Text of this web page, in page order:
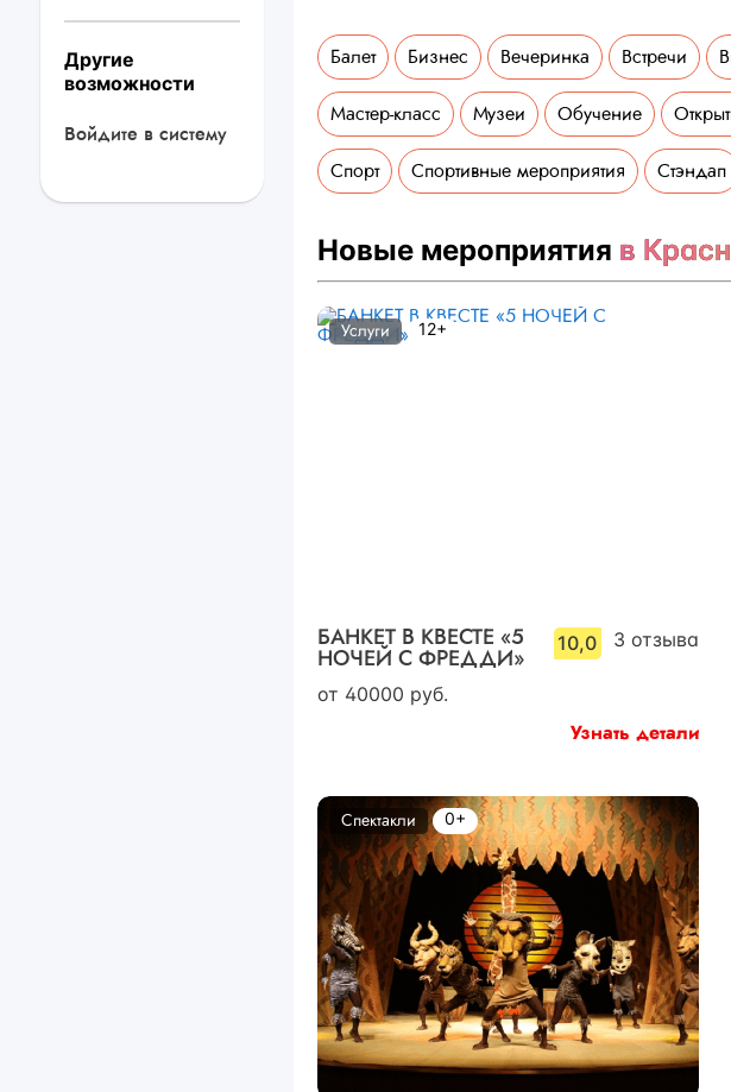
Другие
возможности
Войдите в систему
Балет Бизнес Вечеринка Встречи
Мастер-класс Музеи Обучение
Спорт Спортивные мероприятия Стэндап
Новые мероприятия в
БАНКЕТ В КВЕСТЕ «5
НОЧЕЙ С ФРЕДДИ»
10,0 3 отзыва
от 40000 руб.
Услуги 12+
Узнать детали
Спектакли 0+